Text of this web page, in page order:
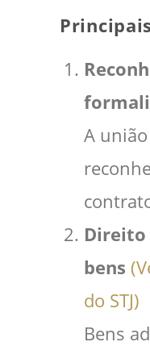
A
Direito
bens
do STJ)
Bens